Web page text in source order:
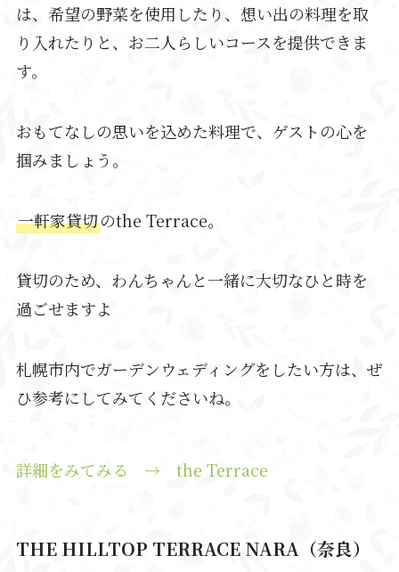
は、希望の野菜を使用したり、想い出の料理を取
り入れたりと、お二人らしいコースを提供できま
す。
おもてなしの思いを込めた料理で、ゲストの心を
掴みましょう。
一軒家貸切のthe Terrace。
貸切のため、わんちゃんと一緒に大切なひと時を
過ごせますよ
札幌市内でガーデンウェディングをしたい方は、ぜ
ひ参考にしてみてくださいね。
詳細をみてみる → the Terrace
THE HILLTOP TERRACE NARA（奈良）